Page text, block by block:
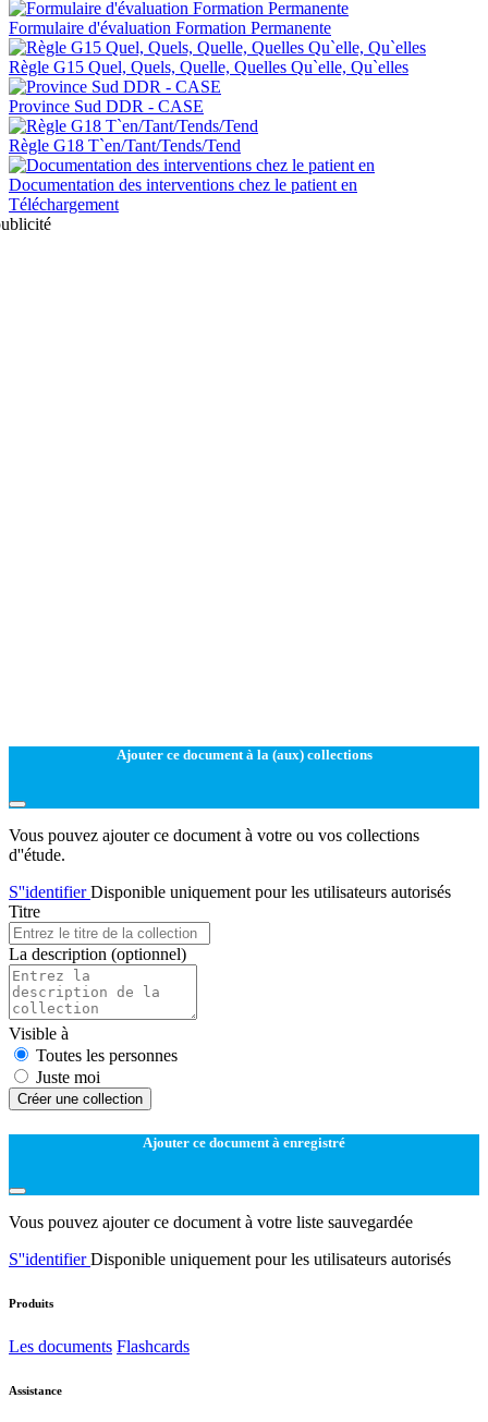
Formulaire d'évaluation Formation Permanente
Règle G15 Quel, Quels, Quelle, Quelles Qu`elle, Qu`elles
Province Sud DDR - CASE
Règle G18 T`en/Tant/Tends/Tend
Documentation des interventions chez le patient en
Téléchargement
Ajouter ce document à la (aux) collections
Vous pouvez ajouter ce document à votre ou vos collections
d''étude.
S''identifierDisponible uniquement pour les utilisateurs autorisés
Titre
La description (optionnel)
Visible à
Toutes les personnes
Juste moi
Créer une collection
Ajouter ce document à enregistré
Vous pouvez ajouter ce document à votre liste sauvegardée
S''identifierDisponible uniquement pour les utilisateurs autorisés
Produits
Les documents Flashcards
Assistance